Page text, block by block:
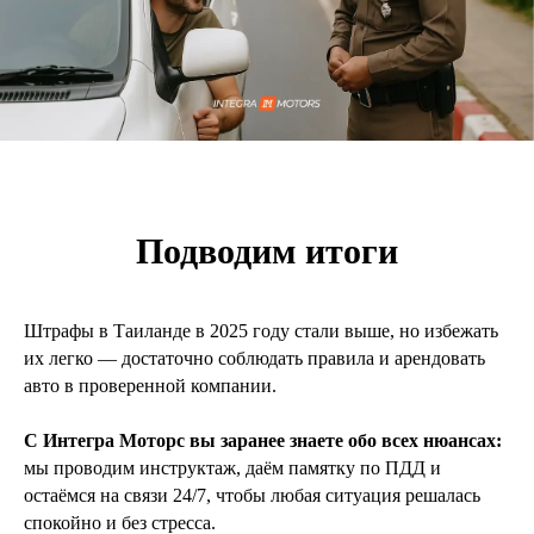
Подводим итоги
Штрафы в Таиланде в 2025 году стали выше, но избежать
их легко — достаточно соблюдать правила и арендовать
авто в проверенной компании.
С Интегра Моторс вы заранее знаете обо всех нюансах:
мы проводим инструктаж, даём памятку по ПДД и
остаёмся на связи 24/7, чтобы любая ситуация решалась
спокойно и без стресса.
ОСТАВИТЬ ЗАЯВКУ
Нажимая кнопку вы соглашаетесь с
политикой
конфиденциальности
IntegraMotorsThailand@gmail.com
+66 63 378 5662